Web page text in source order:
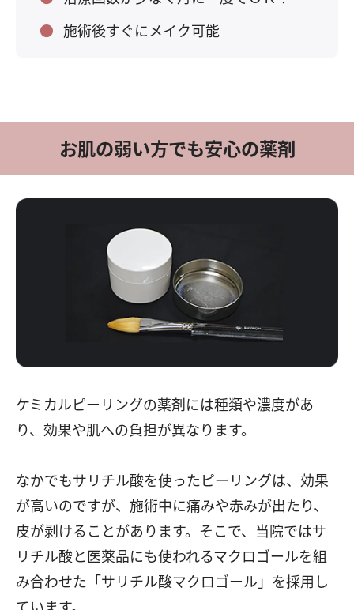
施術後すぐにメイク可能
お肌の弱い方でも安心の薬剤
ケミカルピーリングの薬剤には種類や濃度があ
り、効果や肌への負担が異なります。
なかでもサリチル酸を使ったピーリングは、効果
が高いのですが、施術中に痛みや赤みが出たり、
皮が剥けることがあります。そこで、当院ではサ
リチル酸と医薬品にも使われるマクロゴールを組
み合わせた「サリチル酸マクロゴール」を採用し
ています。